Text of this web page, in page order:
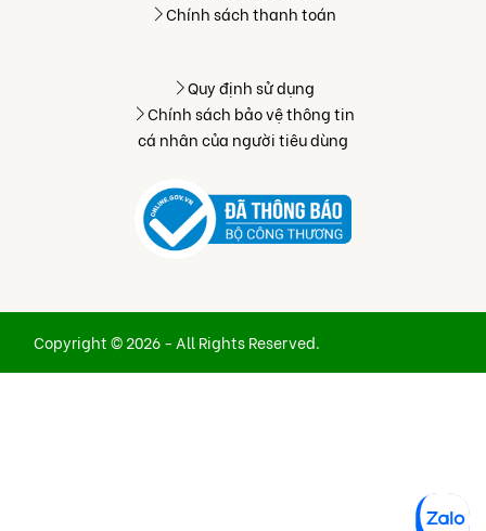
Chính sách thanh toán
Quy định sử dụng
Chính sách bảo vệ thông tin
cá nhân của người tiêu dùng
Copyright © 2026 - All Rights Reserved.